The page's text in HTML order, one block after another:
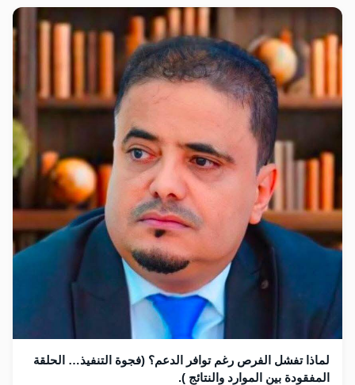
لماذا تفشل الفرص رغم توافر الدعم؟ (فجوة التنفيذ… الحلقة
المفقودة بين الموارد والنتائج ).